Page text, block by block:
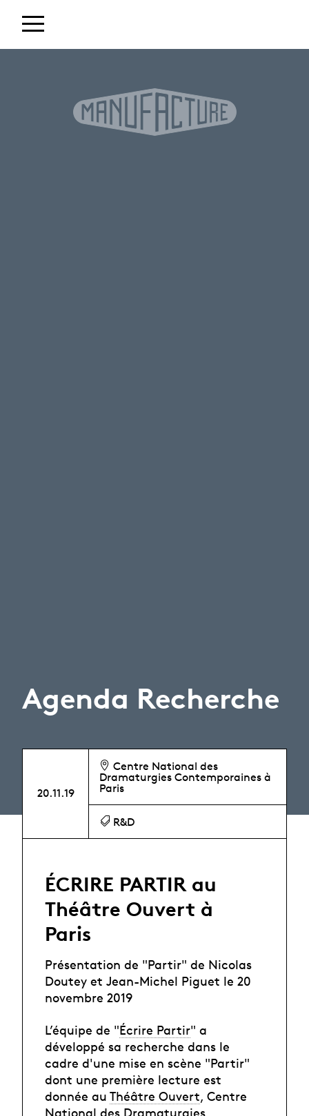
Agenda Recherche
20.11.19
Centre National des
Dramaturgies Contemporaines à
Paris
R&D
ÉCRIRE PARTIR au
Théâtre Ouvert à
Paris
Présentation de "Partir" de Nicolas
Doutey et Jean-Michel Piguet le 20
novembre 2019
L’équipe de "Écrire Partir" a
développé sa recherche dans le
cadre d'une mise en scène "Partir"
dont une première lecture est
donnée au Théâtre Ouvert, Centre
National des Dramaturgies